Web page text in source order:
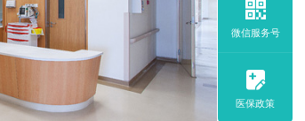
微信服务号
医保政策